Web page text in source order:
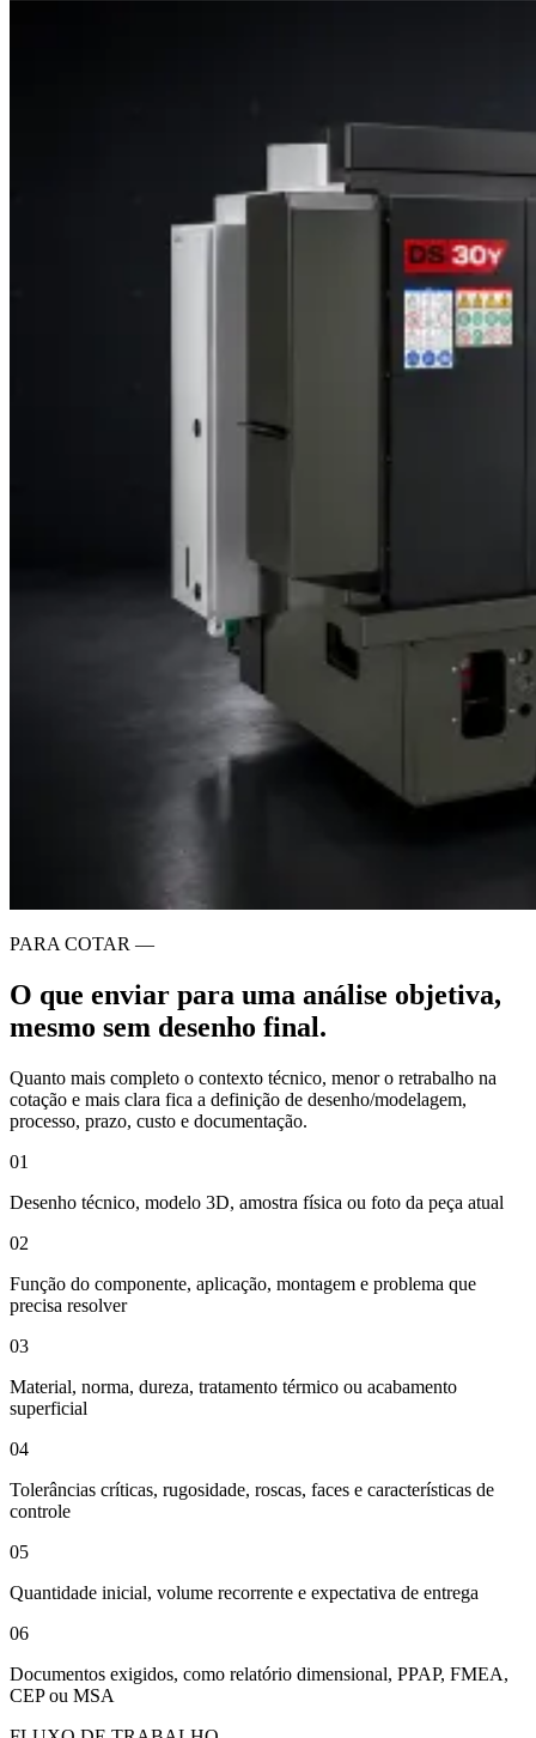
PARA COTAR —
O que enviar para uma análise objetiva,
mesmo sem desenho final.
Quanto mais completo o contexto técnico, menor o retrabalho na
cotação e mais clara fica a definição de desenho/modelagem,
processo, prazo, custo e documentação.
01
Desenho técnico, modelo 3D, amostra física ou foto da peça atual
02
Função do componente, aplicação, montagem e problema que
precisa resolver
03
Material, norma, dureza, tratamento térmico ou acabamento
superficial
04
Tolerâncias críticas, rugosidade, roscas, faces e características de
controle
05
Quantidade inicial, volume recorrente e expectativa de entrega
06
Documentos exigidos, como relatório dimensional, PPAP, FMEA,
CEP ou MSA